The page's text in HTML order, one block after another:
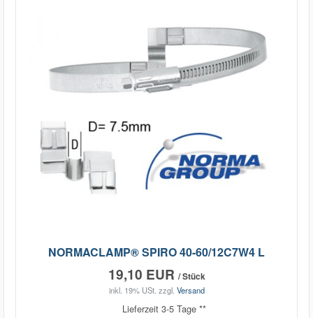
NORMACLAMP® SPIRO 40-60/12C7W4 L
19,10 EUR / Stück
inkl. 19% USt. zzgl. Versand
Lieferzeit 3-5 Tage **